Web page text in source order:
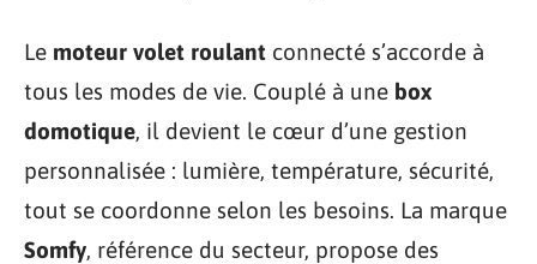
Le moteur volet roulant connecté s’accorde à
tous les modes de vie. Couplé à une box
domotique, il devient le cœur d’une gestion
personnalisée : lumière, température, sécurité,
tout se coordonne selon les besoins. La marque
Somfy, référence du secteur, propose des